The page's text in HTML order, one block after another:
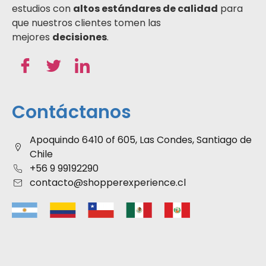
estudios con altos estándares de calidad para
que nuestros clientes tomen las
mejores decisiones.
Contáctanos
Apoquindo 6410 of 605, Las Condes, Santiago de
Chile
+56 9 99192290
contacto@shopperexperience.cl